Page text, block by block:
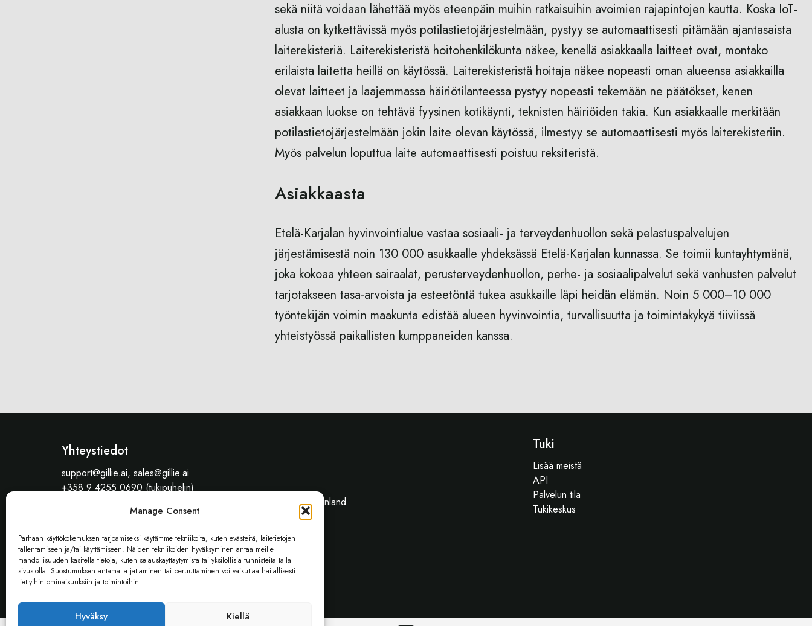
Manage Consent
Parhaan käyttökokemuksen tarjoamiseksi käytämme tekniikoita, kuten evästeitä, laitetietojen
tallentamiseen ja/tai käyttämiseen. Näiden tekniikoiden hyväksyminen antaa meille
mahdollisuuden käsitellä tietoja, kuten selauskäyttäytymistä tai yksilöllisiä tunnisteita tällä
sivustolla. Suostumuksen antamatta jättäminen tai peruuttaminen voi vaikuttaa haitallisesti
tiettyihin ominaisuuksiin ja toimintoihin.
Hyväksy Kiellä
sekä niitä voidaan lähettää myös eteenpäin muihin ratkaisuihin avoimien rajapintojen kautta. Koska IoT-
alusta on kytkettävissä myös potilastietojärjestelmään, pystyy se automaattisesti pitämään ajantasaista
laiterekisteriä. Laiterekisteristä hoitohenkilökunta näkee, kenellä asiakkaalla laitteet ovat, montako
erilaista laitetta heillä on käytössä. Laiterekisteristä hoitaja näkee nopeasti oman alueensa asiakkailla
olevat laitteet ja laajemmassa häiriötilanteessa pystyy nopeasti tekemään ne päätökset, kenen
asiakkaan luokse on tehtävä fyysinen kotikäynti, teknisten häiriöiden takia. Kun asiakkaalle merkitään
potilastietojärjestelmään jokin laite olevan käytössä, ilmestyy se automaattisesti myös laiterekisteriin.
Myös palvelun loputtua laite automaattisesti poistuu reksiteristä.
Asiakkaasta
Etelä-Karjalan hyvinvointialue vastaa sosiaali- ja terveydenhuollon sekä pelastuspalvelujen
järjestämisestä noin 130 000 asukkaalle yhdeksässä Etelä-Karjalan kunnassa. Se toimii kuntayhtymänä,
joka kokoaa yhteen sairaalat, perusterveydenhuollon, perhe- ja sosiaalipalvelut sekä vanhusten palvelut
tarjotakseen tasa-arvoista ja esteetöntä tukea asukkaille läpi heidän elämän. Noin 5 000–10 000
työntekijän voimin maakunta edistää alueen hyvinvointia, turvallisuutta ja toimintakykyä tiiviissä
yhteistyössä paikallisten kumppaneiden kanssa.
Yhteystiedot
support@gillie.ai, sales@gillie.ai
+358 9 4255 0690 (tukipuhelin)
Gillie.AI, c/o Boffice, Piispansilta 9 A LH 545, 02230 Espoo, Finland
Laskut
y-tunnus: 2578745-2
Verkkolaskuosoite: 003725787452
Tuki
Lisää meistä
API
Palvelun tila
Tukikeskus